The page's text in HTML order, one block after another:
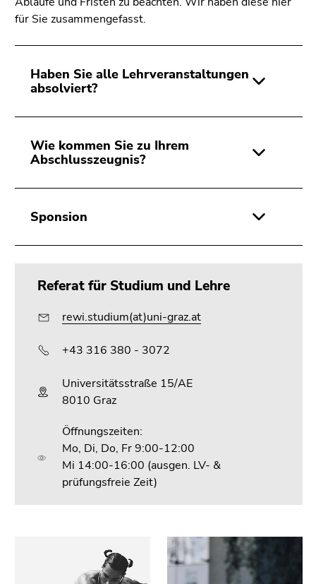
für Sie zusammengefasst.
Haben Sie alle Lehrveranstaltungen
absolviert?
Wie kommen Sie zu Ihrem
Abschlusszeugnis?
Sponsion
Referat für Studium und Lehre
rewi.studium(at)uni-graz.at
+43 316 380 - 3072
Universitätsstraße 15/AE
8010 Graz
Öffnungszeiten:
Mo, Di, Do, Fr 9:00-12:00
Mi 14:00-16:00 (ausgen. LV- &
prüfungsfreie Zeit)